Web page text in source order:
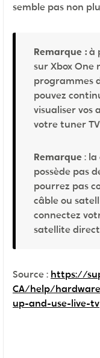
semble pas non
Remarque :à
sur Xbox One
programmes
pouvez
visualiser vos
votre tuner TV
Remarque: la
possède pas
pourrez pas
câble ou
connectez
satellite
Source : https://
CA/help/
up-and-use-live-tv